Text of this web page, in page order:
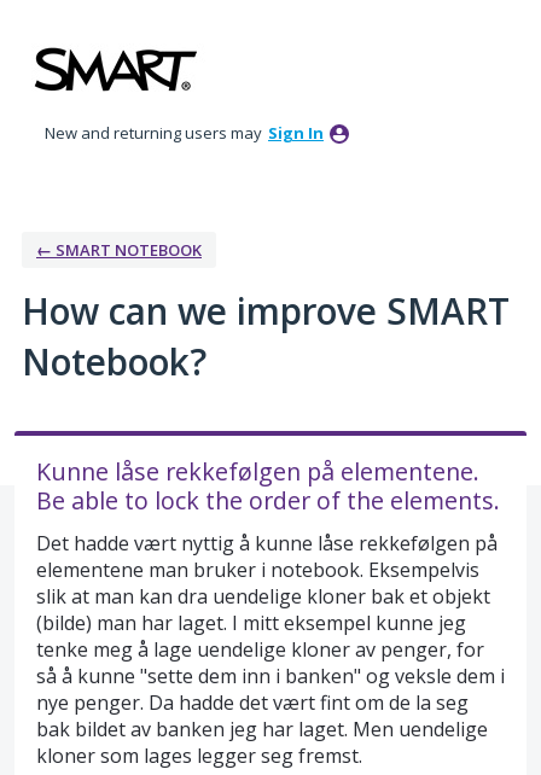
to
content
New and returning users may Sign In
← SMART NOTEBOOK
How can we improve SMART
Notebook?
Kunne låse rekkefølgen på elementene.
Be able to lock the order of the elements.
Det hadde vært nyttig å kunne låse rekkefølgen på
elementene man bruker i notebook. Eksempelvis
slik at man kan dra uendelige kloner bak et objekt
(bilde) man har laget. I mitt eksempel kunne jeg
tenke meg å lage uendelige kloner av penger, for
så å kunne "sette dem inn i banken" og veksle dem i
nye penger. Da hadde det vært fint om de la seg
bak bildet av banken jeg har laget. Men uendelige
kloner som lages legger seg fremst.